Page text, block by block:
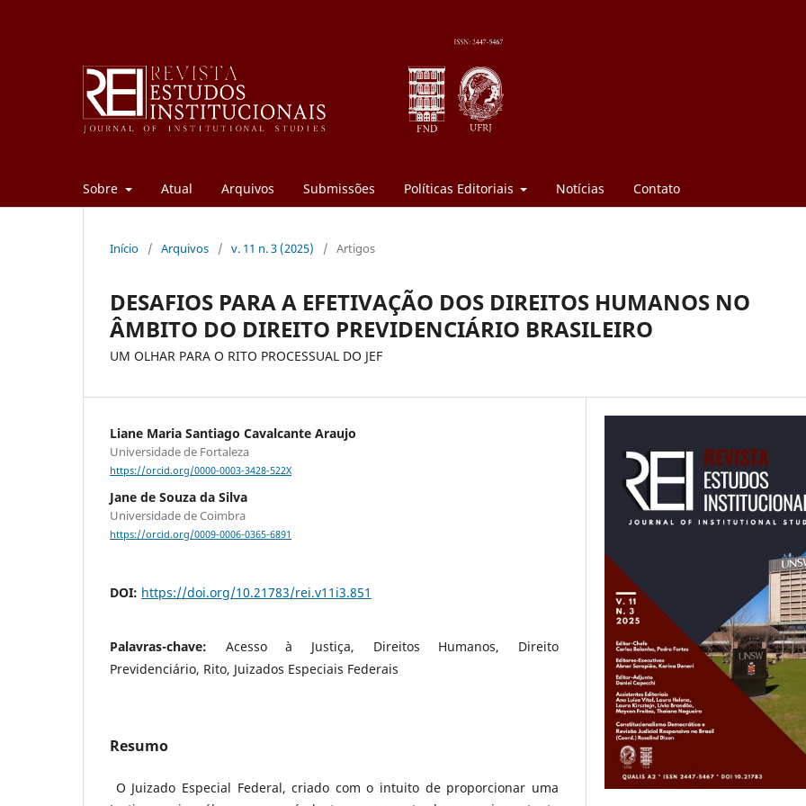
Sobre Atual Arquivos Submissões Políticas Editoriais Notícias Contato
Início / Arquivos / v. 11 n. 3 (2025) / Artigos
DESAFIOS PARA A EFETIVAÇÃO DOS DIREITOS HUMANOS NO
ÂMBITO DO DIREITO PREVIDENCIÁRIO BRASILEIRO
UM OLHAR PARA O RITO PROCESSUAL DO JEF
Liane Maria Santiago Cavalcante Araujo
Universidade de Fortaleza
https://orcid.org/0000-0003-3428-522X
Jane de Souza da Silva
Universidade de Coimbra
https://orcid.org/0009-0006-0365-6891
DOI: https://doi.org/10.21783/rei.v11i3.851
Palavras-chave: Acesso à Justiça, Direitos Humanos, Direito
Previdenciário, Rito, Juizados Especiais Federais
Resumo
O Juizado Especial Federal, criado com o intuito de proporcionar uma